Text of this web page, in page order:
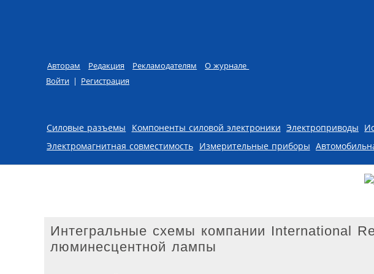
Авторам Редакция Рекламодателям
О журнале
Войти | Регистрация
Skip to content
Силовые разъемы Компоненты силовой электроники Электроприводы
Электромагнитная совместимость Измерительные приборы
Интегральные схемы компании International
люминесцентной лампы